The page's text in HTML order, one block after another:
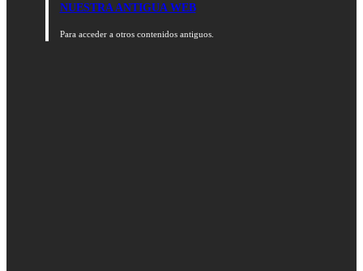
NUESTRA ANTIGUA WEB
Para acceder a otros contenidos antiguos.